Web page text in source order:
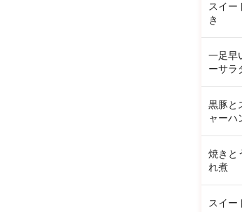
スイー
き
一足早
ーサラ
黒豚と
ャーハ
焼きと
れ煮
スイー